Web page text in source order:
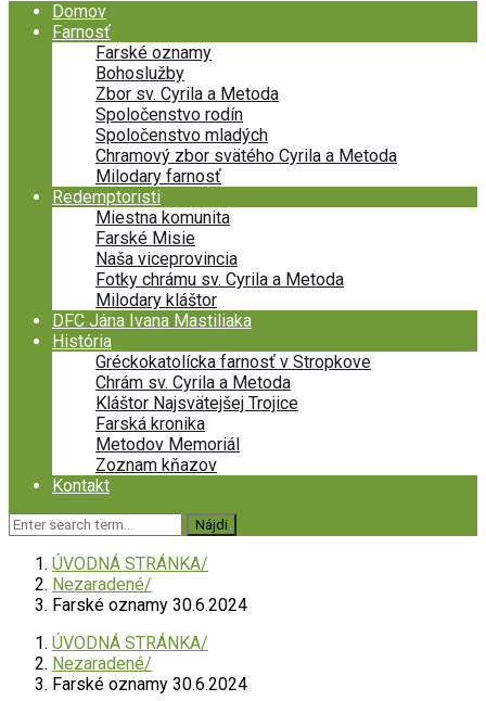
Domov
Farnosť
Farské oznamy
Bohoslužby
Zbor sv. Cyrila a Metoda
Spoločenstvo rodín
Spoločenstvo mladých
Chramový zbor svätého Cyrila a Metoda
Milodary farnosť
Redemptoristi
Miestna komunita
Farské Misie
Naša viceprovincia
Fotky chrámu sv. Cyrila a Metoda
Milodary kláštor
DFC Jána Ivana Mastiliaka
História
Gréckokatolícka farnosť v Stropkove
Chrám sv. Cyrila a Metoda
Kláštor Najsvätejšej Trojice
Farská kronika
Metodov Memoriál
Zoznam kňazov
Kontakt
ÚVODNÁ STRÁNKA
Nezaradené
Farské oznamy 30.6.2024
ÚVODNÁ STRÁNKA
Nezaradené
Farské oznamy 30.6.2024